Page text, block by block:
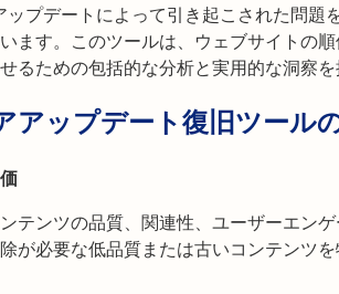
プデートによって引き起こされた問題
ます。このツールは、ウェブサイトの
るための包括的な分析と実用的な洞察を
アップデート復旧ツール
テンツの品質、関連性、ユーザーエン
が必要な低品質または古いコンテンツを